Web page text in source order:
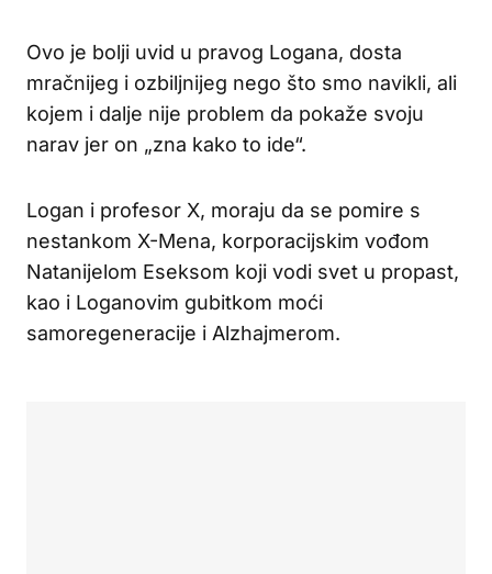
Ovo je bolji uvid u pravog Logana, dosta
mračnijeg i ozbiljnijeg nego što smo navikli, ali
kojem i dalje nije problem da pokaže svoju
narav jer on „zna kako to ide“.
Logan i profesor X, moraju da se pomire s
nestankom X-Mena, korporacijskim vođom
Natanijelom Eseksom koji vodi svet u propast,
kao i Loganovim gubitkom moći
samoregeneracije i Alzhajmerom.